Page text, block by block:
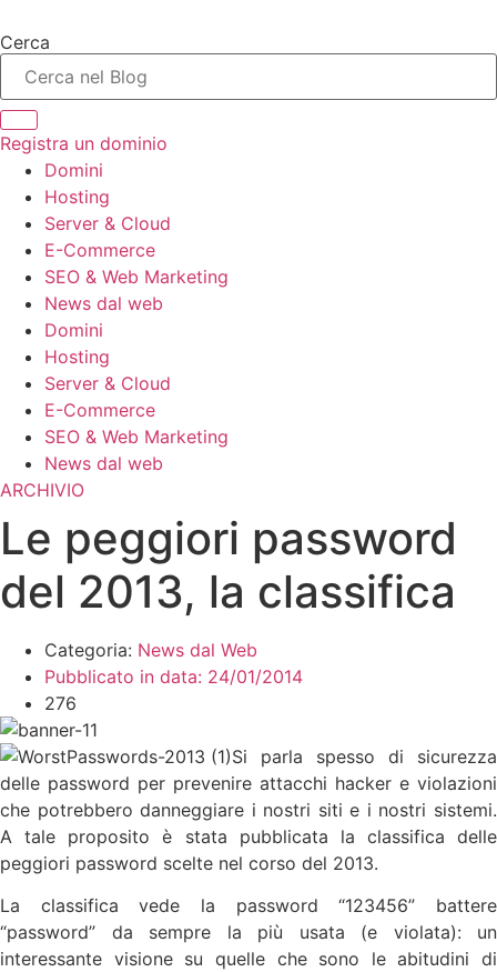
al
contenuto
Cerca
Registra un dominio
Domini
Hosting
Server & Cloud
E-Commerce
SEO & Web Marketing
News dal web
Domini
Hosting
Server & Cloud
E-Commerce
SEO & Web Marketing
News dal web
ARCHIVIO
Le peggiori password
del 2013, la classifica
Categoria: News dal Web
Pubblicato in data: 24/01/2014
276
Si parla spesso di sicurezza
delle password per prevenire attacchi hacker e violazioni
che potrebbero danneggiare i nostri siti e i nostri sistemi.
A tale proposito è stata pubblicata la classifica delle
peggiori password scelte nel corso del 2013.
La classifica vede la password “123456” battere
“password” da sempre la più usata (e violata): un
interessante visione su quelle che sono le abitudini di